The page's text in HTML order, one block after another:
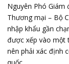
Nguyên Phó Giám
Thương mại – Bộ
nhập khẩu gần
được xếp vào một
nên phải xác định